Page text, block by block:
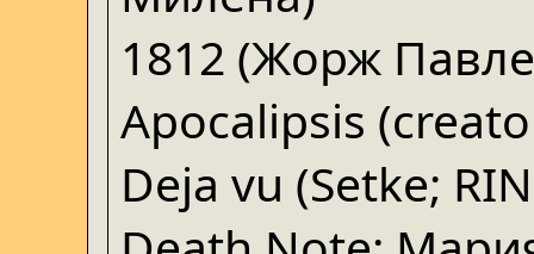
1812 (Жорж
Apocalipsis
Deja vu (Setke;